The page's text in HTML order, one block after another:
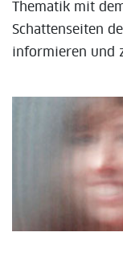
Thematik mit
Schattenseiten
informieren und